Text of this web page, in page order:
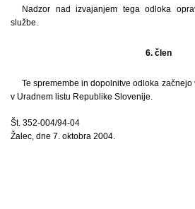
Nadzor nad izvajanjem tega odloka
službe.
6. člen
Te spremembe in dopolnitve odloka
v Uradnem listu Republike Slovenije.
Št. 352-004/94-04
Žalec, dne 7. oktobra 2004.